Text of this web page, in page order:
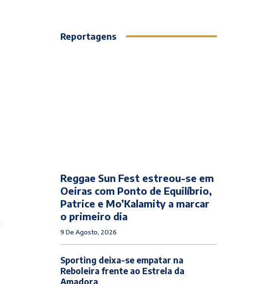
Reportagens
Reggae Sun Fest estreou-se em
Oeiras com Ponto de Equilíbrio,
Patrice e Mo’Kalamity a marcar
o primeiro dia
9 De Agosto, 2026
Sporting deixa-se empatar na
Reboleira frente ao Estrela da
Amadora